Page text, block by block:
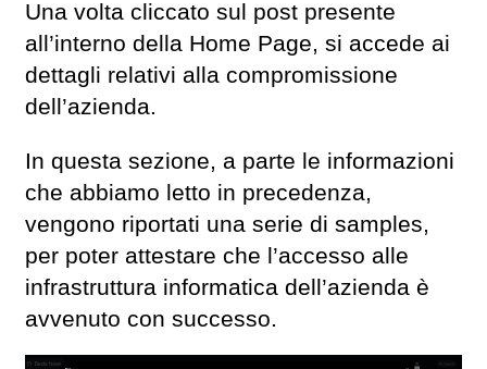
Una volta cliccato sul post presente
all’interno della Home Page, si accede ai
dettagli relativi alla compromissione
dell’azienda.
In questa sezione, a parte le informazioni
che abbiamo letto in precedenza,
vengono riportati una serie di samples,
per poter attestare che l’accesso alle
infrastruttura informatica dell’azienda è
avvenuto con successo.